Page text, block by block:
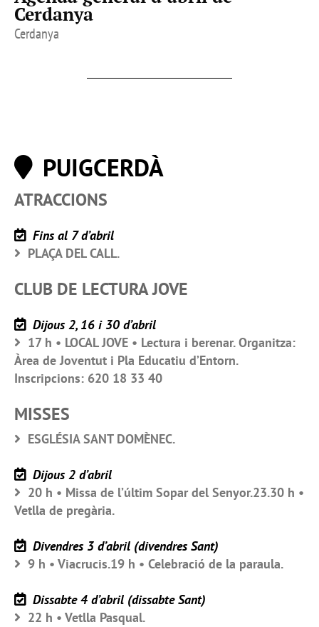
Cerdanya
Cerdanya
PUIGCERDÀ
ATRACCIONS
Fins al 7 d’abril
PLAÇA DEL CALL.
CLUB DE LECTURA JOVE
Dijous 2, 16 i 30 d’abril
17 h • LOCAL JOVE • Lectura i berenar. Organitza:
Àrea de Joventut i Pla Educatiu d’Entorn.
Inscripcions: 620 18 33 40
MISSES
ESGLÉSIA SANT DOMÈNEC.
Dijous 2 d’abril
20 h • Missa de l’últim Sopar del Senyor.23.30 h •
Vetlla de pregària.
Divendres 3 d’abril (divendres Sant)
9 h • Viacrucis.19 h • Celebració de la paraula.
Dissabte 4 d’abril (dissabte Sant)
22 h • Vetlla Pasqual.